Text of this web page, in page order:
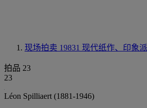
现场拍卖 19831 现代纸作、印象
拍品 23
23
Léon Spilliaert (1881-1946)